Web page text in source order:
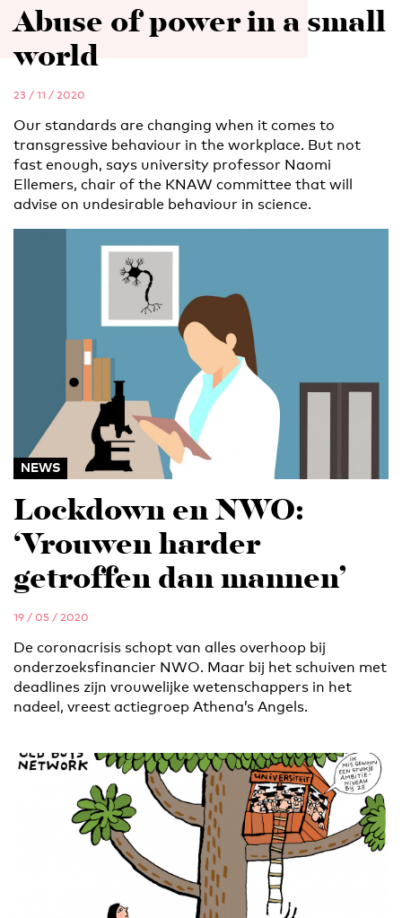
Abuse of power in a small
world
23 / 11 / 2020
Our standards are changing when it comes to
transgressive behaviour in the workplace. But not
fast enough, says university professor Naomi
Ellemers, chair of the KNAW committee that will
advise on undesirable behaviour in science.
NEWS
Lockdown en NWO:
‘Vrouwen harder
getroffen dan mannen’
19 / 05 / 2020
De coronacrisis schopt van alles overhoop bij
onderzoeksfinancier NWO. Maar bij het schuiven met
deadlines zijn vrouwelijke wetenschappers in het
nadeel, vreest actiegroep Athena’s Angels.